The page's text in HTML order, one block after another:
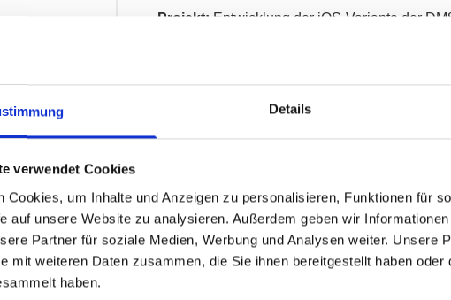
Details
verwendet Cookies
Cookies, um Inhalte und Anzeigen zu personalisieren, Funktionen für
auf unsere Website zu analysieren. Außerdem geben wir
Partner für soziale Medien, Werbung und Analysen weiter. Unsere
mit weiteren Daten zusammen, die Sie ihnen bereitgestellt haben
haben.
Projekt: Entwicklung der iOS-Variante der
Projekt:
Weiterentwicklung einer App zur
App Store: „Mediteo“
Position:Beratung, Implementierung